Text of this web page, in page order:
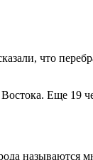
что
Еще 19
называются